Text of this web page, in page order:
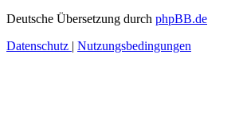
Deutsche Übersetzung durch phpBB.de
Datenschutz | Nutzungsbedingungen